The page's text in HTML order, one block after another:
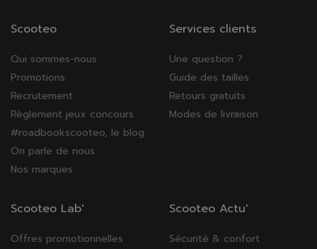
Scooteo
Qui sommes-nous
Promotions
Recrutement
Règlement jeux concours
#roadbookscooteo, le blog
On parle de nous
Nos marques
Services clients
Une question ?
Guide des tailles
Retours gratuits
Modes de livraison
Scooteo Lab'
Offres promotionnelles
Scooteo Actu'
Sécurité & confort